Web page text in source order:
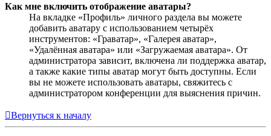
Как мне включить отображение аватары?
На вкладке «Профиль» личного раздела вы можете
добавить аватару с использованием четырёх
инструментов: «Граватар», «Галерея аватар»,
«Удалённая аватара» или «Загружаемая аватара». От
администратора зависит, включена ли поддержка аватар,
а также какие типы аватар могут быть доступны. Если
вы не можете использовать аватары, свяжитесь с
администратором конференции для выяснения причин.
Вернуться к началу